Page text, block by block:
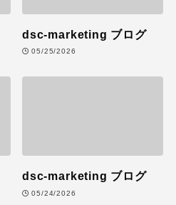
dsc-marketing ブログ
05/25/2026
dsc-marketing ブログ
05/24/2026